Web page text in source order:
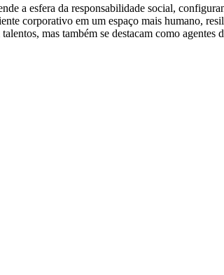
a esfera da responsabilidade social,
corporativo em um espaço mais humano,
mas também se destacam como